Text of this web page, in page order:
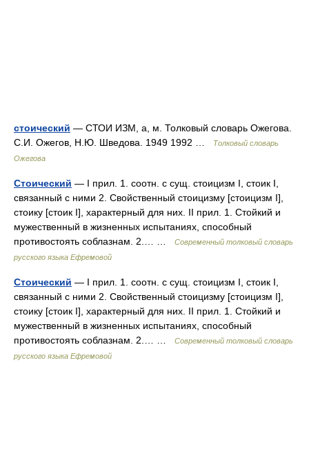
стоический — СТОИ ИЗМ, а, м. Толковый словарь Ожегова.
С.И. Ожегов, Н.Ю. Шведова. 1949 1992 …
Толковый словарь
Ожегова
Стоический — I прил. 1. соотн. с сущ. стоицизм I, стоик I,
связанный с ними 2. Свойственный стоицизму [стоицизм I],
стоику [стоик I], характерный для них. II прил. 1. Стойкий и
мужественный в жизненных испытаниях, способный
противостоять соблазнам. 2.… …
Современный толковый словарь
русского языка Ефремовой
Стоический — I прил. 1. соотн. с сущ. стоицизм I, стоик I,
связанный с ними 2. Свойственный стоицизму [стоицизм I],
стоику [стоик I], характерный для них. II прил. 1. Стойкий и
мужественный в жизненных испытаниях, способный
противостоять соблазнам. 2.… …
Современный толковый словарь
русского языка Ефремовой